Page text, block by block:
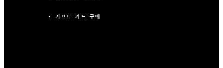
기프트 카드 구매